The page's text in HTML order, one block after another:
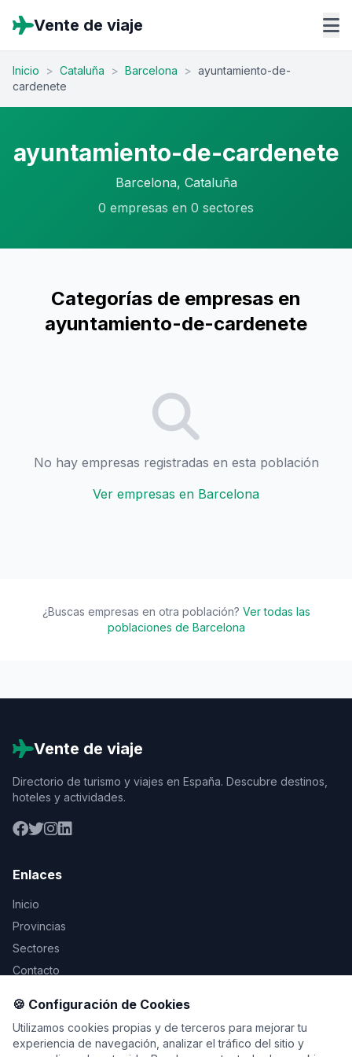
Vente de viaje
Inicio > Cataluña > Barcelona > ayuntamiento-de-
cardenete
ayuntamiento-de-cardenete
Barcelona, Cataluña
0 empresas en 0 sectores
Categorías de empresas en
ayuntamiento-de-cardenete
No hay empresas registradas en esta población
Ver empresas en Barcelona
¿Buscas empresas en otra población? Ver todas las
poblaciones de Barcelona
Vente de viaje
Directorio de turismo y viajes en España. Descubre destinos,
hoteles y actividades.
Enlaces
Inicio
Provincias
Sectores
Contacto
Legal
Aviso Legal
🍪 Configuración de Cookies
Utilizamos cookies propias y de terceros para mejorar tu
experiencia de navegación, analizar el tráfico del sitio y